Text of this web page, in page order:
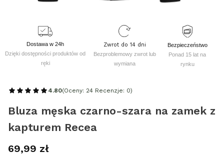
Dostawa w 24h
Dzięki dostępności produktów od
ręki
Zwrot do 14 dni
Bezproblemowy zwrot lub
wymiana
Bezpieczeństwo
Ponad 15 lat na
rynku
4.80(Oceny: 24 Recenzje: 0)
Bluza męska czarno-szara na zamek z
kapturem Recea
Cena
69,99 zł